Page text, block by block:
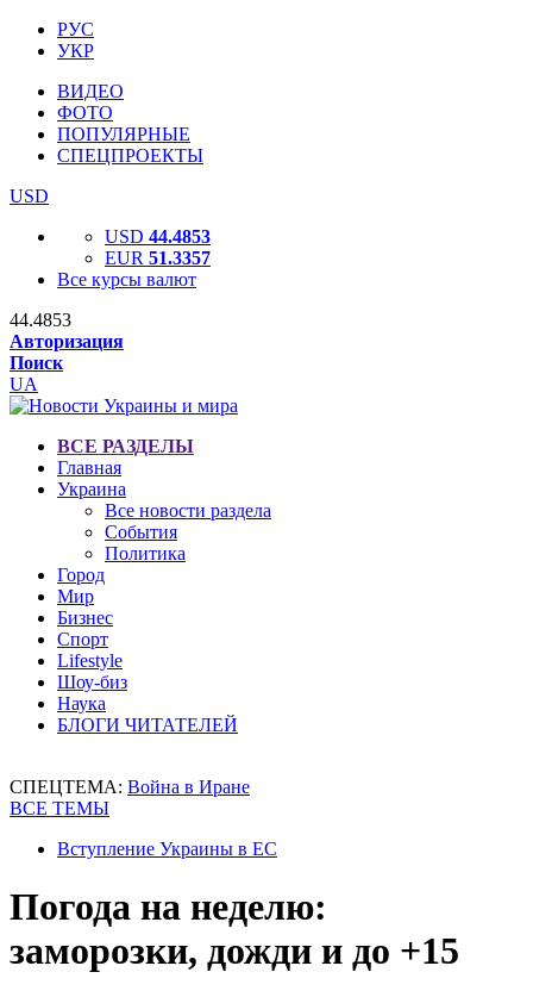
РУС
УКР
ВИДЕО
ФОТО
ПОПУЛЯРНЫЕ
СПЕЦПРОЕКТЫ
USD
USD 44.4853
EUR 51.3357
Все курсы валют
44.4853
Авторизация
Поиск
UA
ВСЕ РАЗДЕЛЫ
Главная
Украина
Все новости раздела
События
Политика
Город
Мир
Бизнес
Спорт
Lifestyle
Шоу-биз
Наука
БЛОГИ ЧИТАТЕЛЕЙ
СПЕЦТЕМА: Война в Иране
ВСЕ ТЕМЫ
Вступление Украины в ЕС
Погода на неделю:
заморозки, дожди и до +15